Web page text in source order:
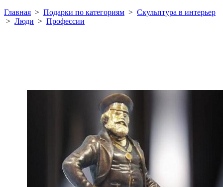
Главная > Подарки по категориям > Скульптура в интерьер
> Люди > Профессии